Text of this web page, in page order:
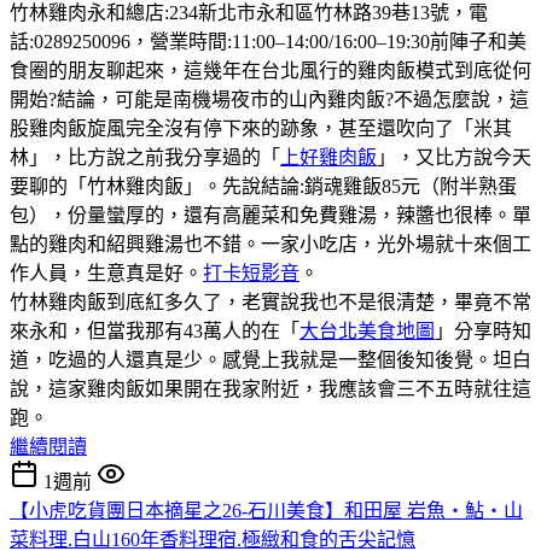
竹林雞肉永和總店:234新北市永和區竹林路39巷13號，電
話:0289250096，營業時間:11:00–14:00/16:00–19:30前陣子和美
食圈的朋友聊起來，這幾年在台北風行的雞肉飯模式到底從何
開始?結論，可能是南機場夜市的山內雞肉飯?不過怎麼說，這
股雞肉飯旋風完全沒有停下來的跡象，甚至還吹向了「米其
林」，比方說之前我分享過的「
上好雞肉飯 」，又比方說今天
要聊的「竹林雞肉飯」。先說結論:銷魂雞飯85元（附半熟蛋
包），份量蠻厚的，還有高麗菜和免費雞湯，辣醬也很棒。單
點的雞肉和紹興雞湯也不錯。一家小吃店，光外場就十來個工
作人員，生意真是好。 打卡短影音 。
竹林雞肉飯到底紅多久了，老實說我也不是很清楚，畢竟不常
來永和，但當我那有43萬人的在「 大台北美食地圖 」分享時知
道，吃過的人還真是少。感覺上我就是一整個後知後覺。坦白
說，這家雞肉飯如果開在我家附近，我應該會三不五時就往這
跑。
繼續閱讀
1週前
【小虎吃貨團日本摘星之26-石川美食】和田屋 岩魚・鮎・山
菜料理.白山160年香料理宿.極緻和食的舌尖記憶